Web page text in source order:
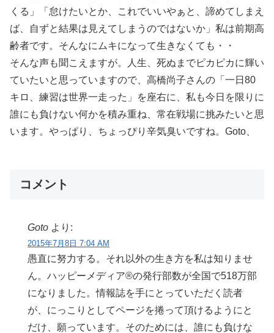
くる」「怠けたいとか、これでいいやぁと、諦めてしまえ
ば、自ずと結果は見えてしまうのではないか」私は前期高
齢者です。そんなにムキになって生きなくても・・
そんな声も聞こえますが。人生、死ぬまでピカピカに輝い
ていたいと思っていますので、高橋尚子さんの「一日80
キロ、練習は世界一走った」を座右に、私も今日を限りに
誰にも負けない何かを積み重ね、常在戦場に挑みたいと思
います。やっぱり、ちょっぴり辛気臭いですね。Goto、
コメント
Goto より:
2015年7月8日 7:04 AM
愚直に努力する。それ以外の生き方を私は知りませ
ん。ハッピーメディア®の発行部数が全国で518万部
になりました。情報誌を手にとっていただく読者
が、にっこりとしてページを捲って頂けるようにと
だけ、願っています。そのためには、誰にも負けな